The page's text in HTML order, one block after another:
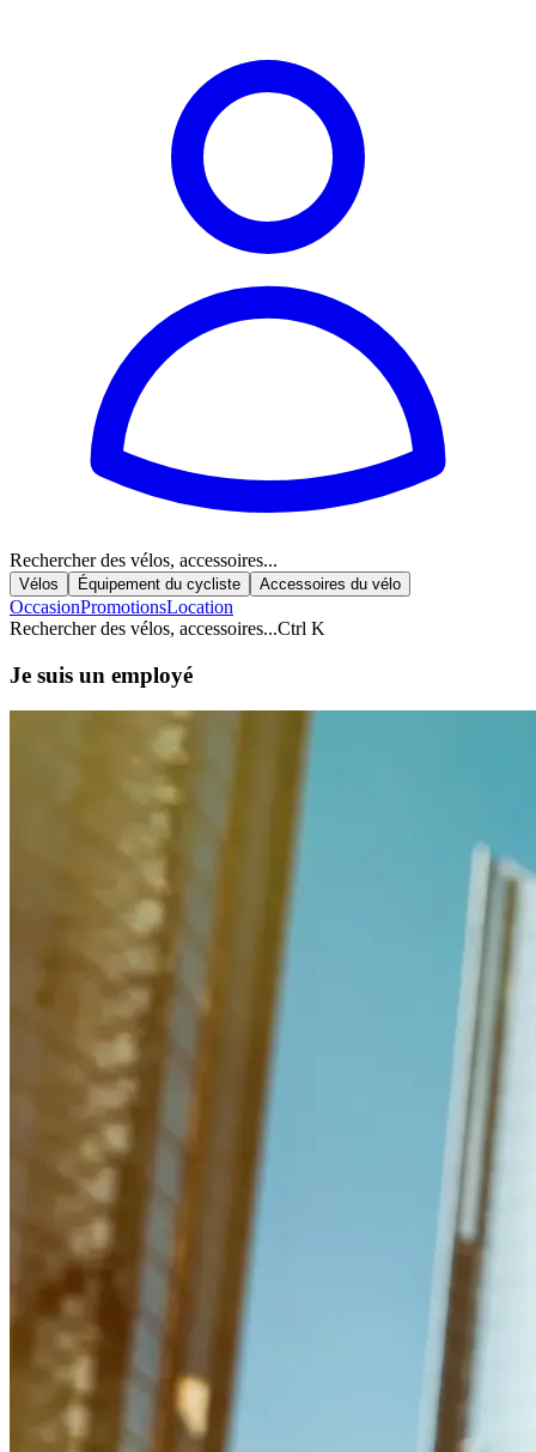
Rechercher des vélos, accessoires...
Vélos Équipement du cycliste Accessoires du vélo
OccasionPromotionsLocation
Rechercher des vélos, accessoires...Ctrl K
Je suis un employé